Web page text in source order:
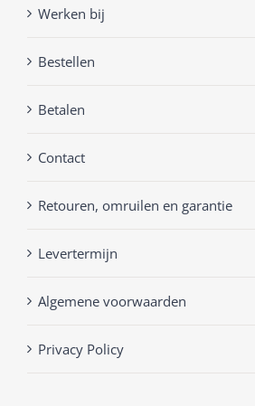
Werken bij
Bestellen
Betalen
Contact
Retouren, omruilen en garantie
Levertermijn
Algemene voorwaarden
Privacy Policy